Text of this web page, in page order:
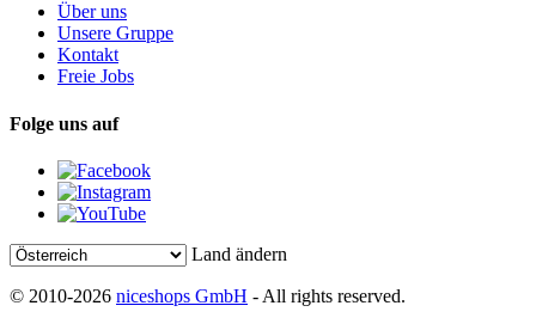
Über uns
Unsere Gruppe
Kontakt
Freie Jobs
Folge uns auf
Land ändern
© 2010-2026 niceshops GmbH - All rights reserved.